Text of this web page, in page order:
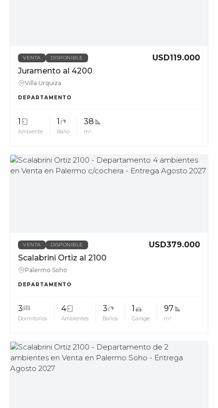
VENTA DISPONIBLE
USD119.000
Juramento al 4200
Villa Urquiza
DEPARTAMENTO
1
Ambiente
1
Baño
38
m²
MUV
VENTA DISPONIBLE
USD379.000
Scalabrini Ortiz al 2100
Palermo Soho
DEPARTAMENTO
3
Dormitorios
4
Ambientes
3
Baños
1
Garage
97
m²
MUV